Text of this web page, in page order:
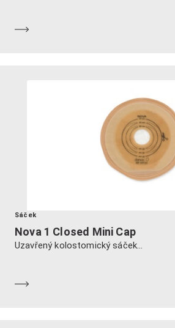
Sáček
Nova 1 Closed Mini Cap
Uzavřený kolostomický sáček...